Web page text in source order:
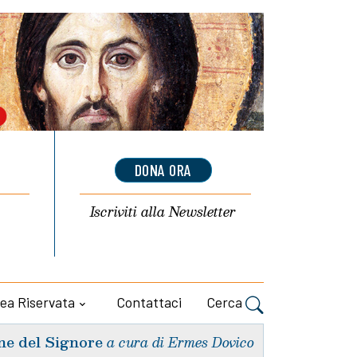
DONA ORA
Iscriviti allaNewsletter
Riservata Contattaci Cerca
del Signorea cura di Ermes Dovico